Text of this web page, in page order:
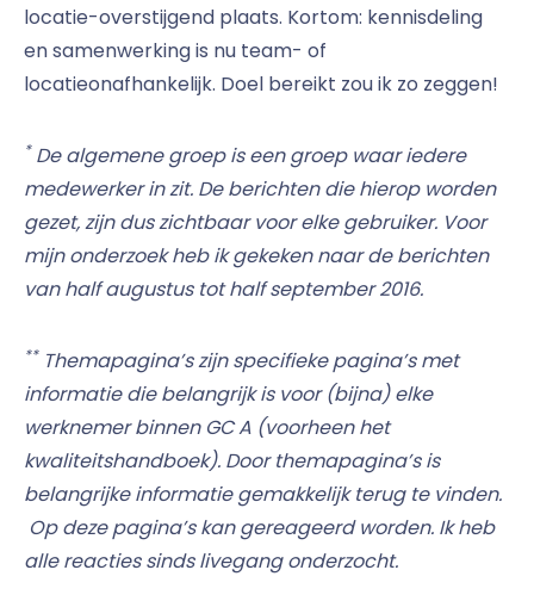
locatie-overstijgend plaats. Kortom: kennisdeling
en samenwerking is nu team- of
locatieonafhankelijk. Doel bereikt zou ik zo zeggen!
*De algemene groep is een groep waar iedere
medewerker in zit. De berichten die hierop worden
gezet, zijn dus zichtbaar voor elke gebruiker. Voor
mijn onderzoek heb ik gekeken naar de berichten
van half augustus tot half september 2016.
**Themapagina’s zijn specifieke pagina’s met
informatie die belangrijk is voor (bijna) elke
werknemer binnen GC A (voorheen het
kwaliteitshandboek). Door themapagina’s is
belangrijke informatie gemakkelijk terug te vinden.
Op deze pagina’s kan gereageerd worden. Ik heb
alle reacties sinds livegang onderzocht.